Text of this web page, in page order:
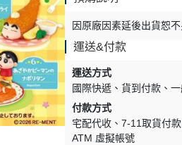
因原廠因素延後出貨恕
運送&付款
運送方式
國際快遞
貨到付款
付款方式
宅配代收
7-11取貨付款
ATM 虛擬帳號